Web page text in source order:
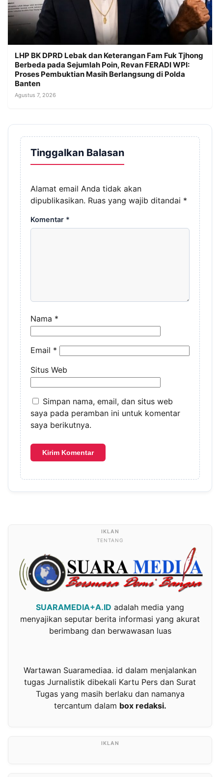
LHP BK DPRD Lebak dan Keterangan Fam Fuk Tjhong
Berbeda pada Sejumlah Poin, Revan FERADI WPI:
Proses Pembuktian Masih Berlangsung di Polda
Banten
Agustus 7, 2026
Tinggalkan Balasan
Alamat email Anda tidak akan
dipublikasikan. Ruas yang wajib ditandai *
Komentar *
Nama *
Email *
Situs Web
Simpan nama, email, dan situs web
saya pada peramban ini untuk komentar
saya berikutnya.
TENTANG
SUARAMEDIA+A.ID adalah media yang
menyajikan seputar berita informasi yang akurat
berimbang dan berwawasan luas
Wartawan Suaramediaa. id dalam menjalankan
tugas Jurnalistik dibekali Kartu Pers dan Surat
Tugas yang masih berlaku dan namanya
tercantum dalam box redaksi.